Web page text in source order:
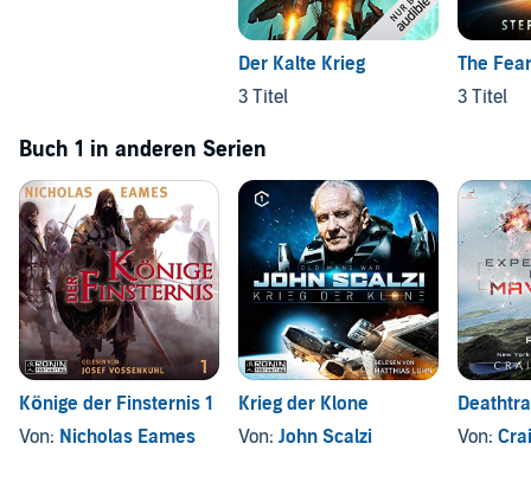
Der Kalte Krieg
3 Titel
The
3 Titel
Buch 1 in anderen Serien
Könige der Finsternis 1
Von: Nicholas Eames
Krieg der Klone
Von: John Scalzi
Von: